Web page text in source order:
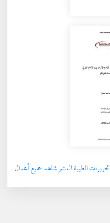
تحريرات الطيبة النشر شاهد جميع أعمال